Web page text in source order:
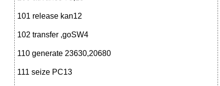
101 release kan12
102 transfer ,goSW4
110 generate 23630,20680
111 seize PC13